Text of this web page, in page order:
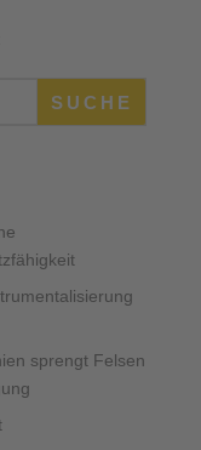
SUCHE
sprengt Felsen